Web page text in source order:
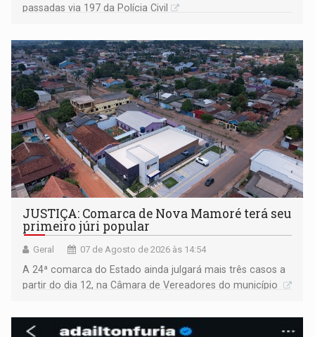
passadas via 197 da Polícia Civil
JUSTIÇA: Comarca de Nova Mamoré terá seu
primeiro júri popular
Geral 07 de Agosto de 2026 às 14:54
A 24ª comarca do Estado ainda julgará mais três casos a
partir do dia 12, na Câmara de Vereadores do município